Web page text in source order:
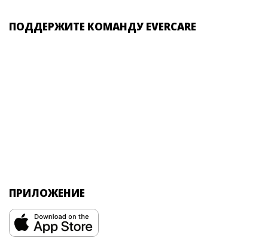
ПОДДЕРЖИТЕ КОМАНДУ EVERCARE
ПРИЛОЖЕНИЕ